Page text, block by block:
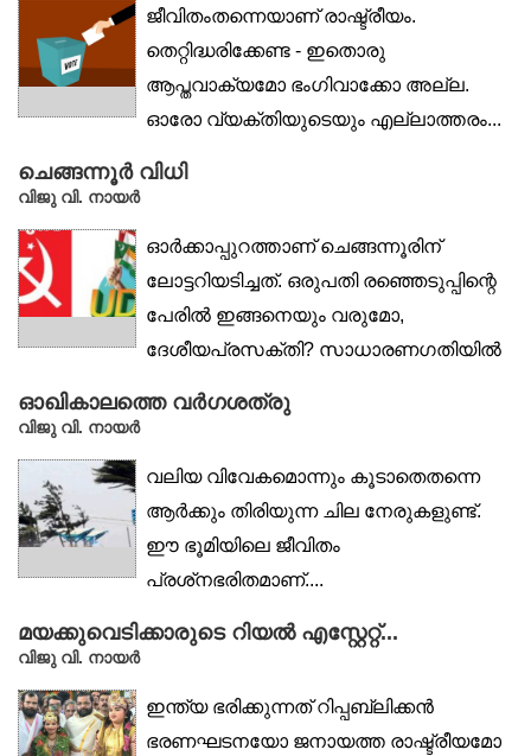
ജീവിതംതന്നെയാണ് രാഷ്ട്രീയം.
തെറ്റിദ്ധരിക്കേണ്ട - ഇതൊരു
ആപ്തവാക്യമോ ഭംഗിവാക്കോ അല്ല.
ഓരോ വ്യക്തിയുടെയും എല്ലാത്തരം...
ചെങ്ങന്നൂർ വിധി
വിജു വി. നായര്‍
ഓർക്കാപ്പുറത്താണ് ചെങ്ങന്നൂരിന്
ലോട്ടറിയടിച്ചത്. ഒരുപതി രഞ്ഞെടുപ്പിന്റെ
പേരിൽ ഇങ്ങനെയും വരുമോ,
ദേശീയപ്രസക്തി? സാധാരണഗതിയിൽ
ഓഖികാലത്തെ വർഗശത്രു
വിജു വി. നായര്‍
വലിയ വിവേകമൊന്നും കൂടാതെതന്നെ
ആർക്കും തിരിയുന്ന ചില നേരുകളുണ്ട്.
ഈ ഭൂമിയിലെ ജീവിതം
പ്രശ്‌നഭരിതമാണ്....
മയക്കുവെടിക്കാരുടെ റിയൽ എസ്റ്റേറ്റ്...
വിജു വി. നായര്‍
ഇന്ത്യ ഭരിക്കുന്നത് റിപ്പബ്ലിക്കൻ
ഭരണഘടനയോ ജനായത്ത രാഷ്ട്രീയമോ